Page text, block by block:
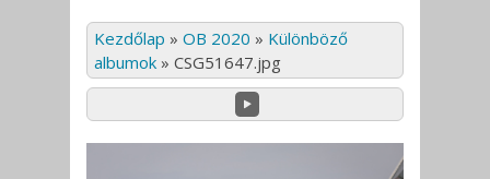
Kezdőlap » OB 2020 » Különböző
albumok » CSG51647.jpg